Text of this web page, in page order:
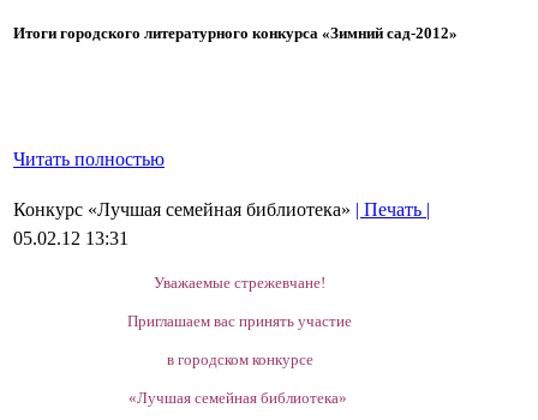
Итоги городского литературного конкурса «Зимний сад-2012»
Читать полностью
Конкурс «Лучшая семейная библиотека» | Печать |
05.02.12 13:31
Уважаемые стрежевчане!
Приглашаем вас принять участие
в городском конкурсе
«Лучшая семейная библиотека»